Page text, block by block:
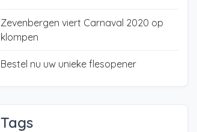
Zevenbergen viert Carnaval 2020 op
klompen
Bestel nu uw unieke flesopener
Tags